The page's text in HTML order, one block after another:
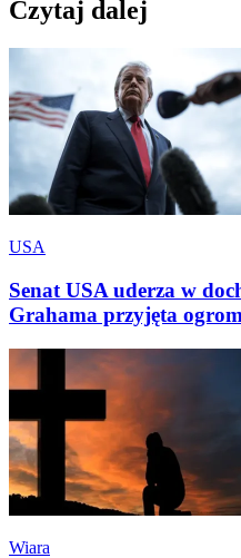
Czytaj dalej
USA
Senat USA uderza w
Grahama przyjęta
Wiara